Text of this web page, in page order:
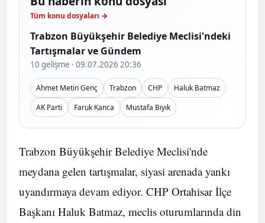
Tüm konu dosyaları →
Trabzon Büyükşehir Belediye Meclisi'ndeki
Tartışmalar ve Gündem
10 gelişme · 09.07.2026 20:36
Ahmet Metin Genç Trabzon CHP
Haluk Batmaz
AK Parti
Faruk Kanca Mustafa Bıyık
Trabzon Büyükşehir Belediye Meclisi'nde
meydana gelen tartışmalar, siyasi arenada yankı
uyandırmaya devam ediyor. CHP Ortahisar İlçe
Başkanı Haluk Batmaz, meclis oturumlarında din